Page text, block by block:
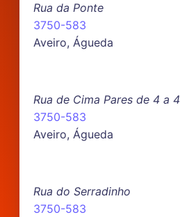
Rua da Ponte
3750-583
Aveiro, Águeda
Rua de Cima Pares de 4 a 4
3750-583
Aveiro, Águeda
Rua do Serradinho
3750-583